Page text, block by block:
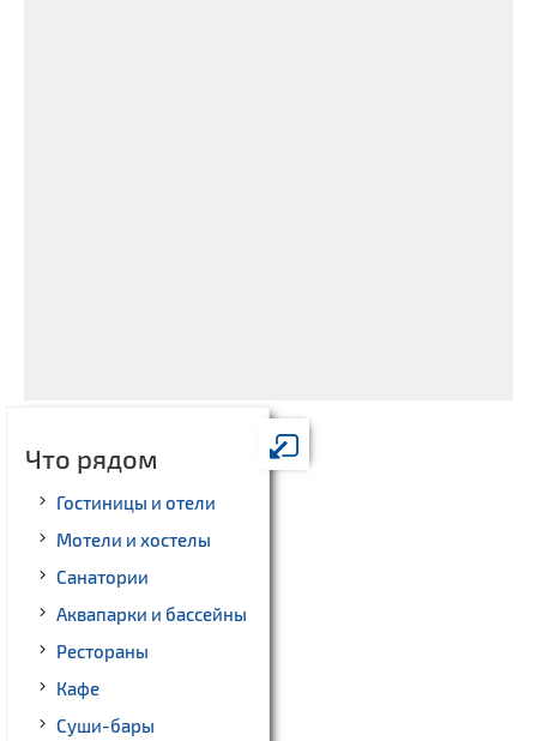
Что рядом
Гостиницы и отели
Мотели и хостелы
Санатории
Аквапарки и бассейны
Рестораны
Кафе
Суши-бары